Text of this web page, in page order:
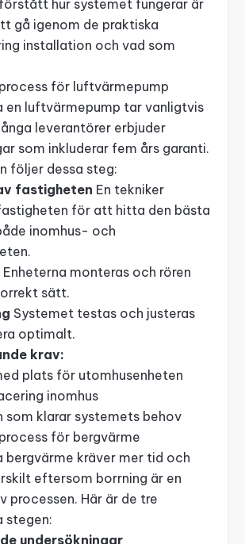
hur systemet fungerar är
gå igenom de praktiska
installation och vad som
för luftvärmepump
en luftvärmepump tar vanligtvis
leverantörer erbjuder
som inkluderar fem års garanti.
följer dessa steg:
fastigheten En tekniker
för att hitta den bästa
inomhus- och
Enheterna monteras och rören
sätt.
Systemet testas och justeras
optimalt.
krav:
plats för utomhusenheten
inomhus
som klarar systemets behov
för bergvärme
bergvärme kräver mer tid och
eftersom borrning är en
processen. Här är de tre
stegen:
undersökningar